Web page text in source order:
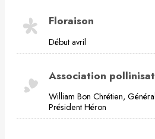
Floraison
Début avril
Association
William Bon Chrétien,
Président Héron